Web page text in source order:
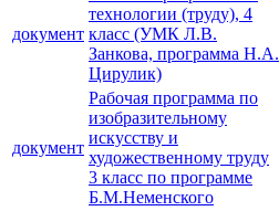
документ
технологии (труду), 4
класс (УМК Л.В.
Занкова, программа Н.А.
Цирулик)
документ
Рабочая программа по
изобразительному
искусству и
художественному труду
3 класс по программе
Б.М.Неменского